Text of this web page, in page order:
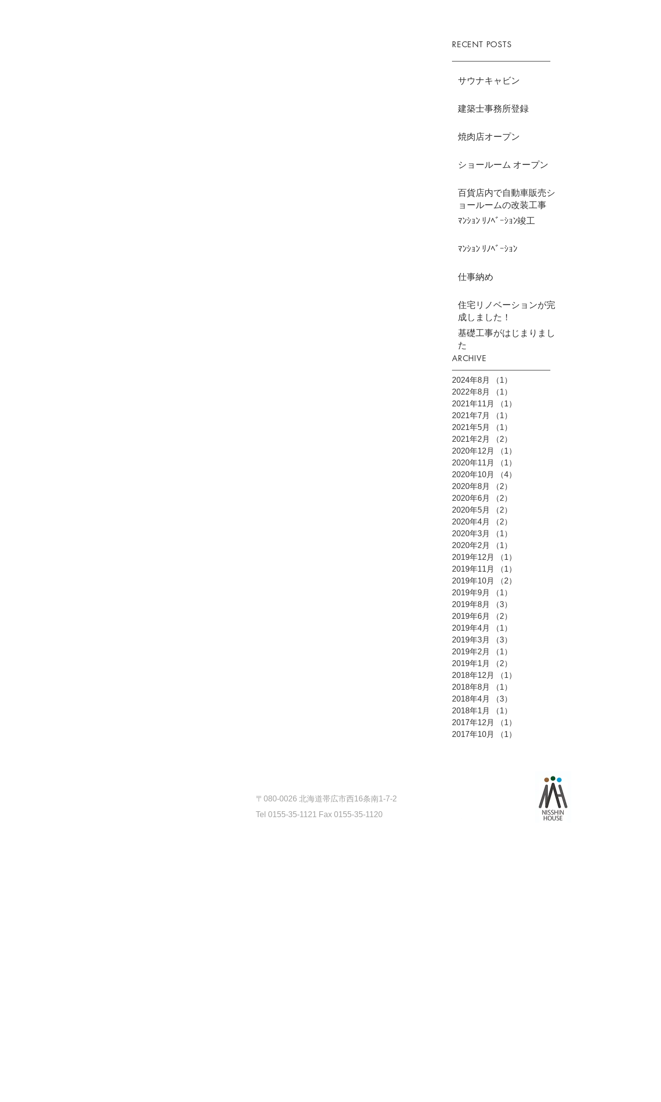
RECENT POSTS
サウナキャビン
建築士事務所登録
焼肉店オープン
ショールーム オープン
百貨店内で自動車販売シ
ョールームの改装工事
ﾏﾝｼｮﾝ ﾘﾉﾍﾞｰｼｮﾝ竣工
ﾏﾝｼｮﾝ ﾘﾉﾍﾞｰｼｮﾝ
仕事納め
住宅リノベーションが完
成しました！
基礎工事がはじまりまし
た
ARCHIVE
2024年8月 （1）
2022年8月
（1）
2021年11月
（1）
2021年7月
（1）
2021年5月
（1）
2021年2月
（2）
2020年12月
（1）
2020年11月
（1）
2020年10月
（4）
2020年8月
（2）
2020年6月
（2）
2020年5月
（2）
2020年4月
（2）
2020年3月
（1）
2020年2月
（1）
2019年12月
（1）
2019年11月
（1）
2019年10月
（2）
2019年9月
（1）
2019年8月
（3）
2019年6月
（2）
2019年4月
（1）
2019年3月
（3）
2019年2月
（1）
2019年1月
（2）
2018年12月
（1）
2018年8月
（1）
2018年4月
（3）
2018年1月
（1）
2017年12月
（1）
2017年10月
（1）
〒080-0026 北海道帯広市西16条南1-7-2
Tel 0155-35-1121 Fax 0155-35-1120